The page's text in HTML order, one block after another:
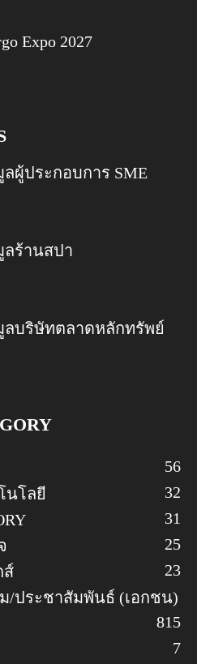
Expo 2027
ผู้ประกอบการ SME
ร้านสปา
ลบริษัทตลาดหลักทรัพย์
56
นโลยี
32
31
25
ส์
23
/ประชาสัมพันธ์ (เอกชน)
15
8
7